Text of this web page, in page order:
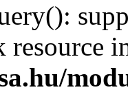
resource